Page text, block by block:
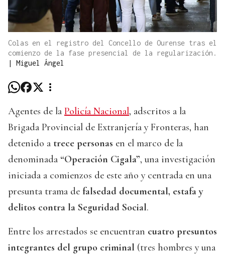
Colas en el registro del Concello de Ourense tras el
comienzo de la fase presencial de la regularización.
| Miguel Ángel
Agentes de la Policía Nacional, adscritos a la
Brigada Provincial de Extranjería y Fronteras, han
detenido a trece personas en el marco de la
denominada “Operación Cigala”, una investigación
iniciada a comienzos de este año y centrada en una
presunta trama de falsedad documental, estafa y
delitos contra la Seguridad Social.
Entre los arrestados se encuentran cuatro presuntos
integrantes del grupo criminal (tres hombres y una